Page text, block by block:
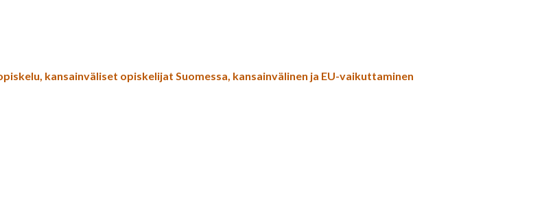
kansainväliset opiskelijat Suomessa, kansainvälinen ja EU-vaikuttaminen